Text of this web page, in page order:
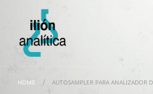
HOME AUTOSAMPLER PARA ANALIZADOR